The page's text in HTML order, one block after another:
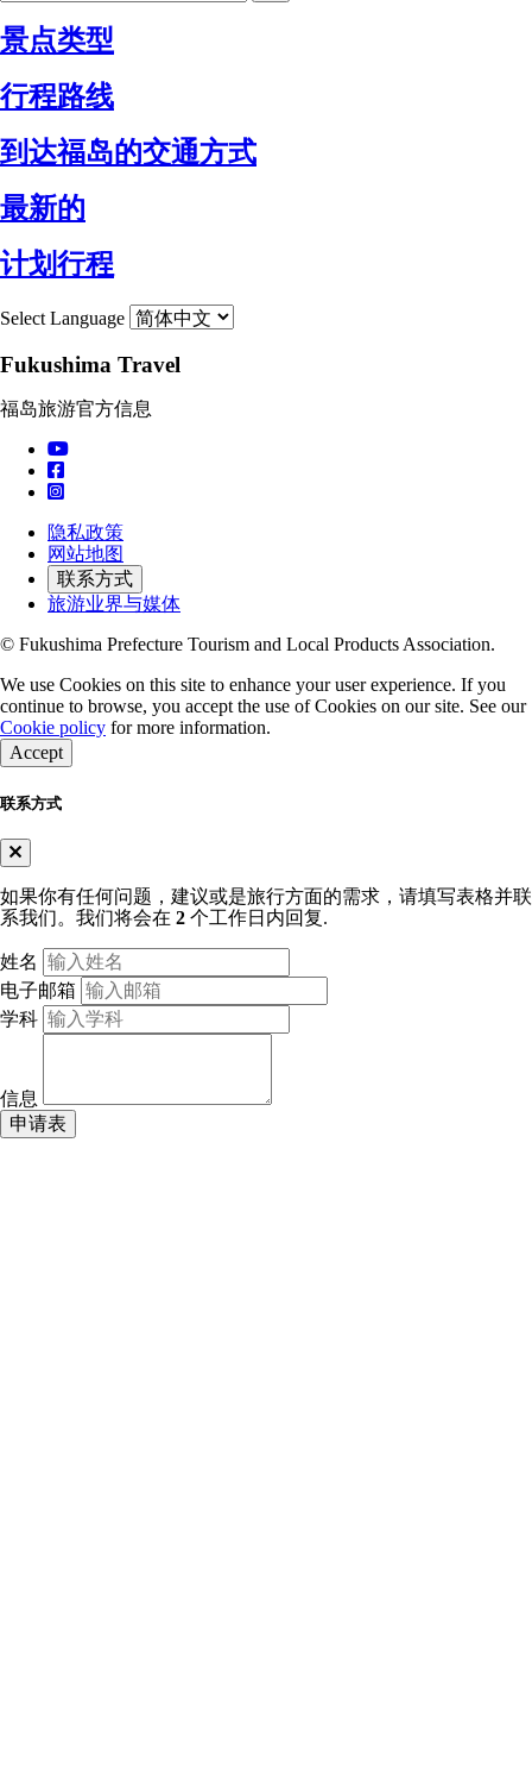
景点类型
行程路线
到达福岛的交通方式
最新的
计划行程
Select Language
Fukushima Travel
福岛旅游官方信息
隐私政策
网站地图
联系方式
旅游业界与媒体
© Fukushima Prefecture Tourism and Local Products Association.
We use Cookies on this site to enhance your user experience. If you
continue to browse, you accept the use of Cookies on our site. See our
Cookie policy for more information.
Accept
联系方式
如果你有任何问题，建议或是旅行方面的需求，请填写表格并联
系我们。我们将会在 2 个工作日内回复.
姓名
电子邮箱
学科
信息
申请表